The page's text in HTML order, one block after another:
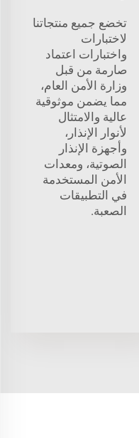
تخضع جميع منتجاتنا
لاختبارات
واختبارات اعتماد
صارمة من قبل
وزارة الأمن العام،
مما يضمن موثوقية
عالية والامتثال
لأنوار الإنذار،
وأجهزة الإنذار
الصوتية، ومعدات
الأمن المستخدمة
في التطبيقات
الصعبة.